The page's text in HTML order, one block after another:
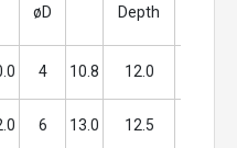
øD
Depth
4 10.8 12.0
6 13.0 12.5